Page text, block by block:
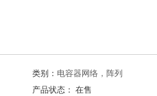
类别： 电容器网络，阵列
产品状态： 在售